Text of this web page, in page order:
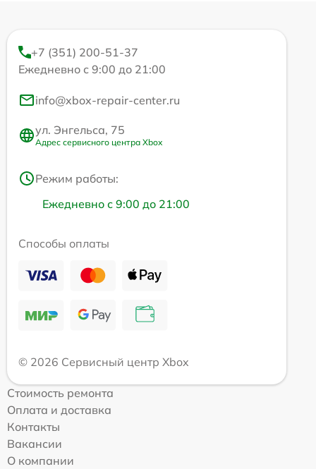
+7 (351) 200-51-37
Ежедневно с 9:00 до 21:00
info@xbox-repair-center.ru
ул. Энгельса, 75
Адрес сервисного центра Xbox
Режим работы:
Ежедневно с 9:00 до 21:00
Способы оплаты
© 2026 Сервисный центр Xbox
Стоимость ремонта
Оплата и доставка
Контакты
Вакансии
О компании